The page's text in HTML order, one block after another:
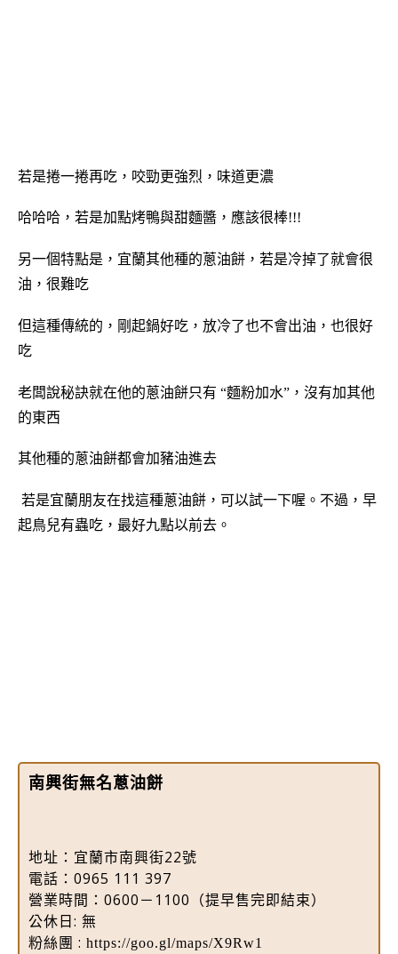
若是捲一捲再吃，咬勁更強烈，味道更濃
哈哈哈，若是加點烤鴨與甜麵醬，應該很棒!!!
另一個特點是，宜蘭其他種的蔥油餅，若是冷掉了就會很
油，很難吃
但這種傳統的，剛起鍋好吃，放冷了也不會出油，也很好
吃
老闆說秘訣就在他的蔥油餅只有 “麵粉加水”，沒有加其他
的東西
其他種的蔥油餅都會加豬油進去
若是宜蘭朋友在找這種蔥油餅，可以試一下喔。不過，早
起鳥兒有蟲吃，最好九點以前去。
南興街無名蔥油餅
地址：宜蘭市南興街22號
電話：0965 111 397
營業時間：0600－1100（提早售完即結束）
公休日: 無
粉絲團 : https://goo.gl/maps/X9Rw1